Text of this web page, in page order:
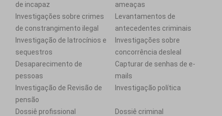
de incapaz
ameaças
Investigações sobre crimes
de constrangimento ilegal
Levantamentos de
antecedentes criminais
Investigação de latrocínios e
sequestros
Investigações sobre
concorrência desleal
Desaparecimento de
pessoas
Capturar de senhas de e-
mails
Investigação de Revisão de
pensão
Investigação política
Dossiê profissional
Dossiê criminal